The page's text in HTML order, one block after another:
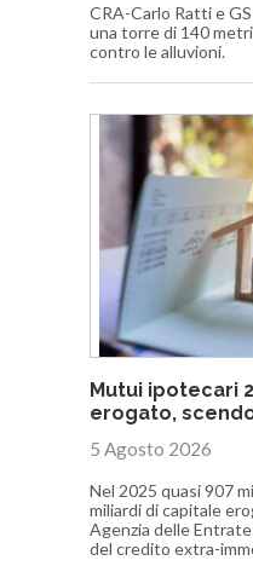
CRA-Carlo Ratti e
una torre di 140
contro le alluvioni.
Mutui ipotecari
erogato,
5 Agosto 2026
Nel 2025 quasi 907
miliardi di capitale
Agenzia delle
del credito extra-